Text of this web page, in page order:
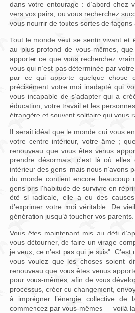
dans votre entourage : d’abord chez
vers vos pairs, ou vous recherchez
vous nourrir de toutes sortes de
Tout le monde veut se sentir vivant et
au plus profond de vous-mêmes,
apporter ce que vous recherchez
vous qui n’est pas déterminée par
par ce qui apporte quelque chose
précisément votre moi inadapté qui
vous incapable de s’adapter qui a
éducation, votre travail et les
étrangère et souvent solitaire qui vous
Il serait idéal que le monde qui vous
votre centre intérieur, votre âme ;
renouveau que vous êtes venus
prendre désormais, c'est là où
intérieur des gens, mais nous n’avons
du monde contient encore beaucoup
gens pris l'habitude de survivre en
été si radicale, elle a eu des
d’exprimer votre moi véritable. De
génération jusqu’à toucher vos parents.
Vous êtes maintenant mis au défi
vous détourner, de faire un virage
je veux, ce n’est pas qui je suis".
vous voulez que les choses soient
renouveau que vous êtes venus
pour vous-mêmes, afin de vous
processus, créer du changement,
à imprégner l’énergie collective de
commencez par vous-mêmes — voilà